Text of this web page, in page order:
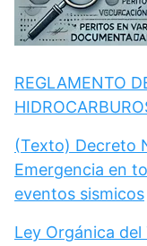
REGLAMENTO
(Texto) Decreto
Emergencia en
eventos sismicos
Ley Orgánica